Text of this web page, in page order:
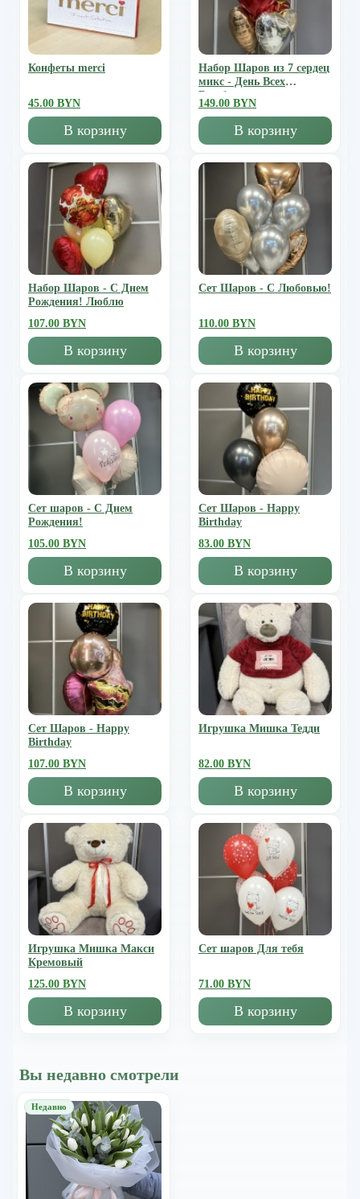
Конфеты merci
45.00 BYN
В корзину
Набор Шаров из 7 сердец
микс - День Всех
Влюбленных
149.00 BYN
В корзину
Набор Шаров - С Днем
Рождения! Люблю
107.00 BYN
В корзину
Сет Шаров - С Любовью!
110.00 BYN
В корзину
Сет шаров - С Днем
Рождения!
105.00 BYN
В корзину
Сет Шаров - Happy
Birthday
83.00 BYN
В корзину
Сет Шаров - Happy
Birthday
107.00 BYN
В корзину
Игрушка Мишка Тедди
82.00 BYN
В корзину
Игрушка Мишка Mакси
Кремовый
125.00 BYN
В корзину
Сет шаров Для тебя
71.00 BYN
В корзину
Вы недавно смотрели